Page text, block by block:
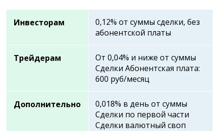
Инвесторам
0,12% от суммы сделки, без
абонентской платы
Трейдерам
От 0,04% и ниже от суммы
Сделки Абонентская плата:
600 руб/месяц
Дополнительно
0,018% в день от суммы
Сделки по первой части
Сделки валютный своп